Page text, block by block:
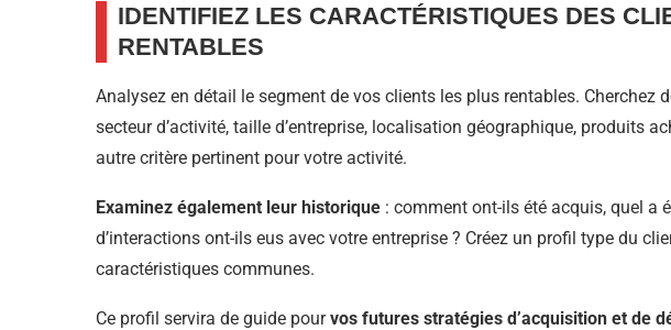
IDENTIFIEZ LES CARACTÉRISTIQUES DES
RENTABLES
Analysez en détail le segment de vos clients les plus rentables. Cherchez
secteur d’activité, taille d’entreprise, localisation géographique, produits
autre critère pertinent pour votre activité.
Examinez également leur historique : comment ont-ils été acquis, quel a
d’interactions ont-ils eus avec votre entreprise ? Créez un profil type du
caractéristiques communes.
Ce profil servira de guide pourvos futures stratégies d’acquisition et de